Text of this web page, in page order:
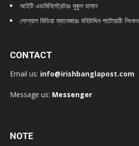
আইটি এডমিনিস্ট্রেটরঃ মুকুল হাসান
সোশ্যাল মিডিয়া ম্যানেজারঃ মহিউদ্দিন পাটোয়ারী লিংকন
CONTACT
Email us: info@irishbanglapost.com
Message us: Messenger
NOTE